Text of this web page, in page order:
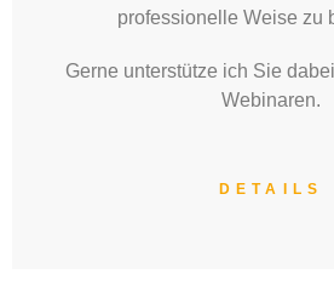
professionelle Weise zu
Gerne unterstütze ich Sie
Webinaren.
DETAILS